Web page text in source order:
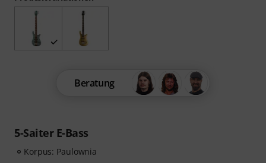
5-Saiter E-Bass
Korpus: Paulownia
Beratung